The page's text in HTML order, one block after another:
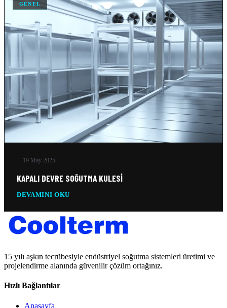
GENEL
19 May 2025
KAPALI DEVRE SOĞUTMA KULESI
DEVAMINI OKU
15 yılı aşkın tecrübesiyle endüstriyel soğutma sistemleri üretimi ve
projelendirme alanında güvenilir çözüm ortağınız.
Hızlı Bağlantılar
Anasayfa